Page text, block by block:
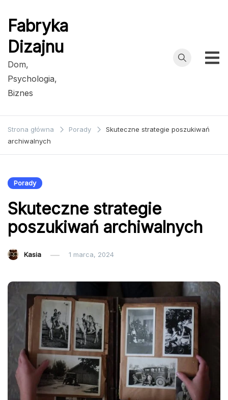
Fabryka
Dizajnu
Dom,
Psychologia,
Biznes
Strona główna Porady
Skuteczne strategie poszukiwań
archiwalnych
Porady
Skuteczne strategie
poszukiwań archiwalnych
Kasia 1 marca, 2024